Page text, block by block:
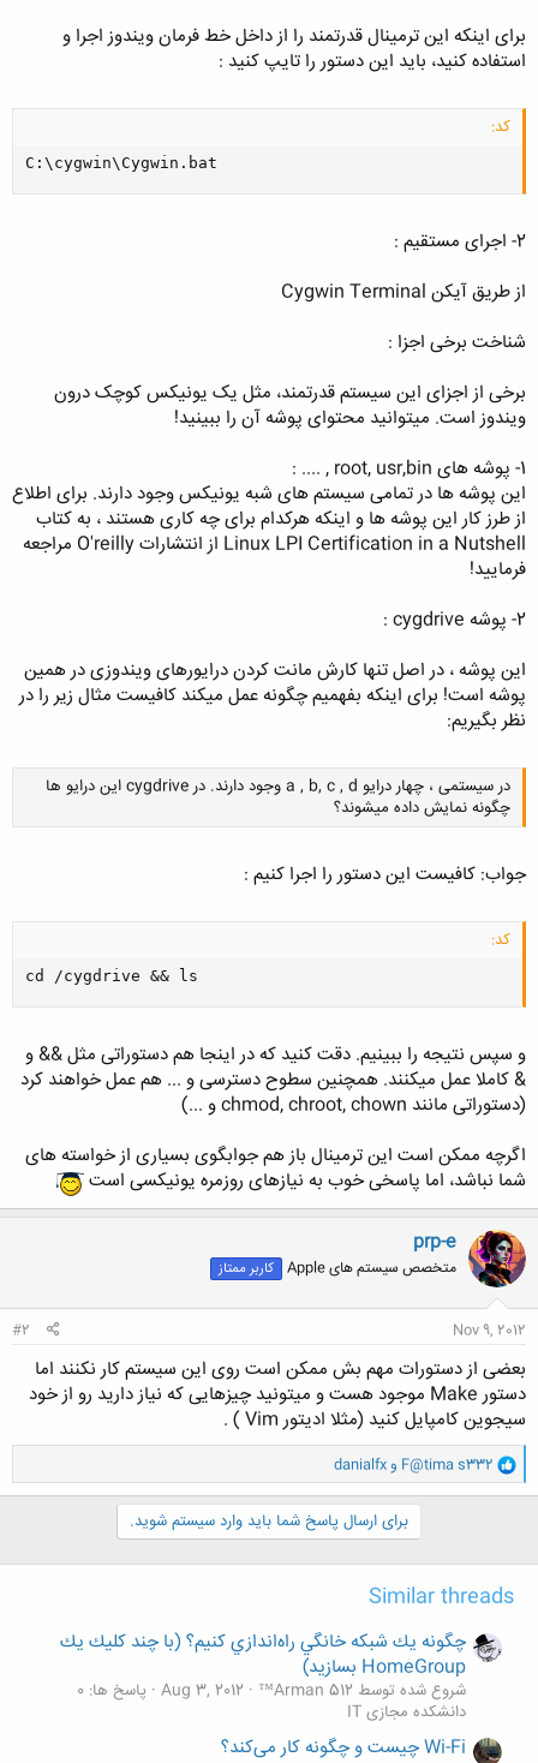
برای اینکه این ترمینال قدرتمند را از داخل خط فرمان ویندوز اجرا و
استفاده کنید، باید این دستور را تایپ کنید :
کد:
C:\cygwin\Cygwin.bat
2- اجرای مستقیم :
از طریق آیکن Cygwin Terminal
شناخت برخی اجزا :
برخی از اجزای این سیستم قدرتمند، مثل یک یونیکس کوچک درون
ویندوز است. میتوانید محتوای پوشه آن را ببینید!
1- پوشه های root, usr,bin , .... :
این پوشه ها در تمامی سیستم های شبه یونیکس وجود دارند. برای اطلاع
از طرز کار این پوشه ها و اینکه هرکدام برای چه کاری هستند ، به کتاب
Linux LPI Certification in a Nutshell از انتشارات O'reilly مراجعه
فرمایید!
2- پوشه cygdrive :
این پوشه ، در اصل تنها کارش مانت کردن درایورهای ویندوزی در همین
پوشه است! برای اینکه بفهمیم چگونه عمل میکند کافیست مثال زیر را در
نظر بگیریم:
در سیستمی ، چهار درایو a , b, c , d وجود دارند. در cygdrive این درایو ها
چگونه نمایش داده میشوند؟
جواب: کافیست این دستور را اجرا کنیم :
کد:
cd /cygdrive && ls
و سپس نتیجه را ببینیم. دقت کنید که در اینجا هم دستوراتی مثل && و
& کاملا عمل میکنند. همچنین سطوح دسترسی و ... هم عمل خواهند کرد
(دستوراتی مانند chmod, chroot, chown و ...)
اگرچه ممکن است این ترمینال باز هم جوابگوی بسیاری از خواسته های
شما نباشد، اما پاسخی خوب به نیازهای روزمره یونیکسی است
prp-e
متخصص سیستم های Apple کاربر ممتاز
Nov 9, 2012
#2
بعضی از دستورات مهم بش ممکن است روی این سیستم کار نکنند اما
دستور Make موجود هست و میتونید چیزهایی که نیاز دارید رو از خود
سیجوین کامپایل کنید (مثلا ادیتور Vim ) .
و
ا
ک
:
F@tima s332 وdanialfx
برای ارسال پاسخ شما باید وارد سیستم شوید.
Similar threads
چگونه يك شبكه خانگي راه‌اندازي کنيم؟ (با چند كليك يك
HomeGroup بسازيد)
شروع شده توسط Arman 512™ Aug 3, 2012 پاسخ ها: 0
دانشکده مجازی IT
Wi-Fi چیست و چگونه کار می‌کند؟